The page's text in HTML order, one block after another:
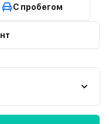
С пробегом